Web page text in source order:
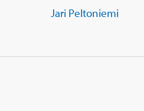
Jari Peltoniemi